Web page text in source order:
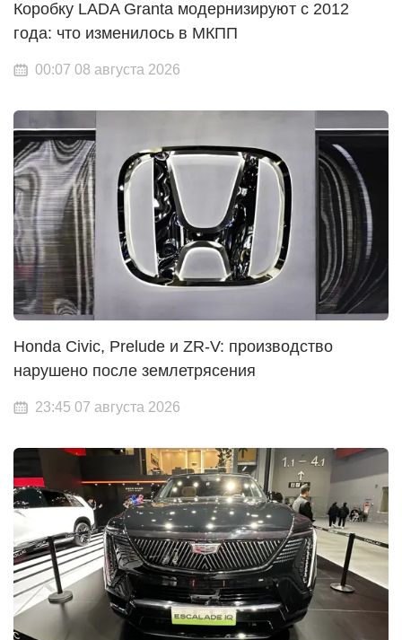
Коробку LADA Granta модернизируют с 2012
года: что изменилось в МКПП
00:07 08 августа 2026
Honda Civic, Prelude и ZR-V: производство
нарушено после землетрясения
23:45 07 августа 2026